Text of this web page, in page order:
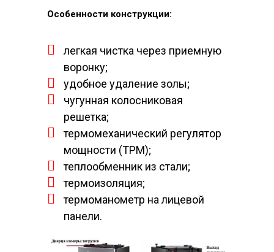
Особенности конструкции:
легкая чистка через приемную
воронку;
удобное удаление золы;
чугунная колосниковая
решетка;
термомеханический регулятор
мощности (ТРМ);
теплообменник из стали;
термоизоляция;
термоманометр на лицевой
панели.